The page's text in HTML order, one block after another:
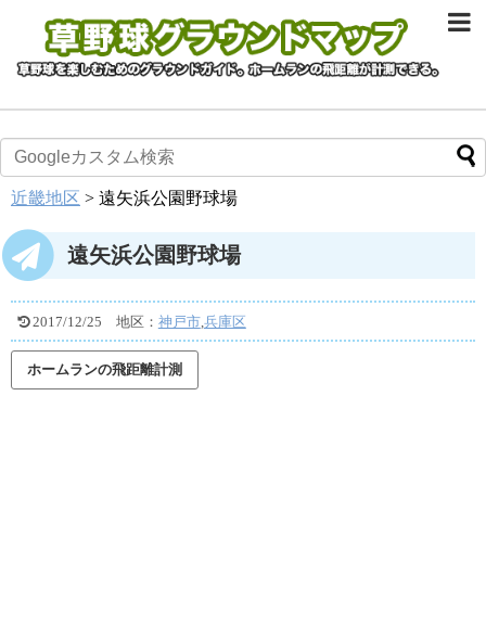
近畿地区 > 遠矢浜公園野球場
遠矢浜公園野球場
2017/12/25 地区： 神戸市,兵庫区